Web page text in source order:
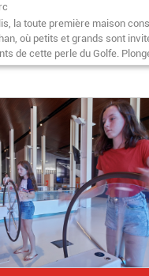
la toute première maison
où petits et grands sont
de cette perle du Golfe.